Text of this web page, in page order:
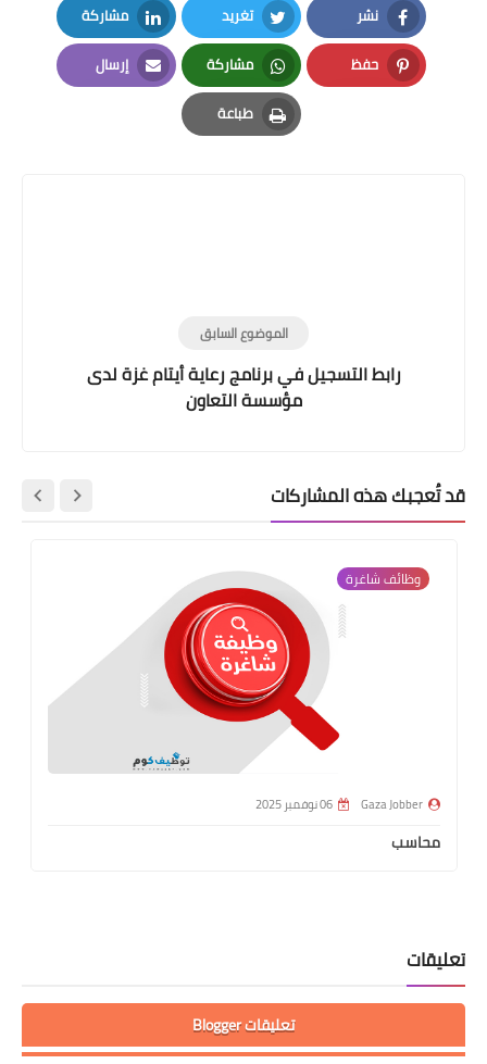
نشر
Facebook
تغريد
Twitter
مشاركة
LinkedIn
حفظ
Pinterest
مشاركة
Whatsapp
إرسال
Email
طباعة
Print
الموضوع السابق
رابط التسجيل في برنامج رعاية أيتام غزة لدى
مؤسسة التعاون
قد تُعجبك هذه المشاركات
وظائف شاغرة
Gaza Jobber 06 نوفمبر 2025
محاسب
تعليقات
تعليقات Blogger